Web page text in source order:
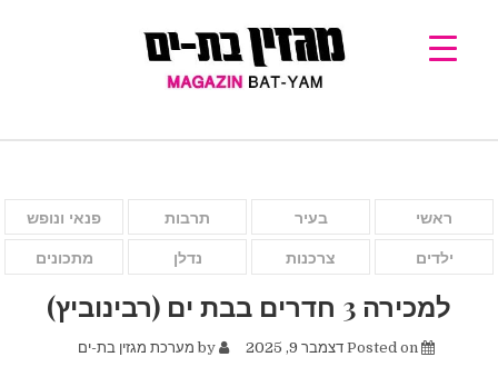
ראשי בעיר תרבות פנאי ונופש
ילדים צרכנות נדלן מתכונים
למכירה 3 חדרים בבת ים (רבינוביץ)
Posted on דצמבר 9, 2025 by מערכת מגזין בת-ים